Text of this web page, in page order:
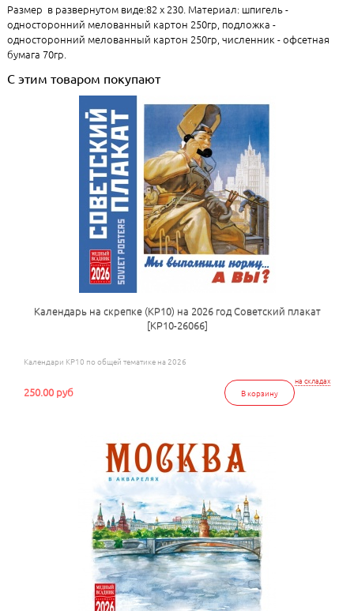
Размер в развернутом виде:82 х 230. Материал: шпигель -
односторонний мелованный картон 250гр, подложка -
односторонний мелованный картон 250гр, численник - офсетная
бумага 70гр.
С этим товаром покупают
Календарь на скрепке (КР10) на 2026 год Советский плакат
[КР10-26066]
Календари КР10 по общей тематике на 2026
на складах
В корзину
250.00 руб